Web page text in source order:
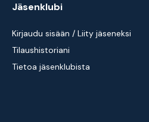
Jäsenklubi
Kirjaudu sisään / Liity jäseneksi
Tilaushistoriani
Tietoa jäsenklubista